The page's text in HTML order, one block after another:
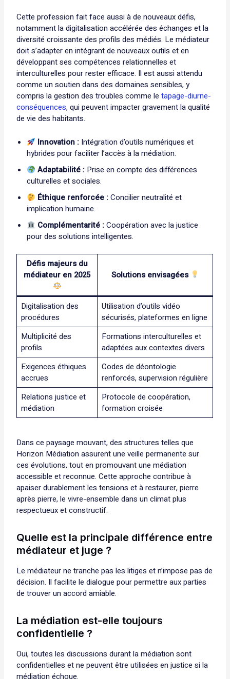
Cette profession fait face aussi à de nouveaux défis,
notamment la digitalisation accélérée des échanges et la
diversité croissante des profils des médiés. Le médiateur
doit s’adapter en intégrant de nouveaux outils et en
développant ses compétences relationnelles et
interculturelles pour rester efficace. Il est aussi attendu
comme un soutien dans des domaines sensibles, y
compris la gestion des troubles comme letapage-diurne-
conséquences, qui peuvent impacter gravement la qualité
de vie des habitants.
Innovation : Intégration d’outils numériques et
hybrides pour faciliter l’accès à la médiation.
Adaptabilité : Prise en compte des différences
culturelles et sociales.
Éthique renforcée :Concilier neutralité et
implication humaine.
Complémentarité :Coopération avec la justice
pour des solutions intelligentes.
Défis majeurs du
médiateur en 2025
Solutions envisagées
Digitalisation des
procédures
Utilisation d’outils vidéo
sécurisés, plateformes en ligne
Multiplicité des
profils
Formations interculturelles et
adaptées aux contextes divers
Exigences éthiques
accrues
Codes de déontologie
renforcés, supervision régulière
Relations justice et
médiation
Protocole de coopération,
formation croisée
Dans ce paysage mouvant, des structures telles que
Horizon Médiation assurent une veille permanente sur
ces évolutions, tout en promouvant une médiation
accessible et reconnue. Cette approche contribue à
apaiser durablement les tensions et à restaurer, pierre
après pierre, le vivre-ensemble dans un climat plus
respectueux et constructif.
Quelle est la principale différence entre
médiateur et juge ?
Le médiateur ne tranche pas les litiges et n’impose pas de
décision. Il facilite le dialogue pour permettre aux parties
de trouver un accord amiable.
La médiation est-elle toujours
confidentielle ?
Oui, toutes les discussions durant la médiation sont
confidentielles et ne peuvent être utilisées en justice si la
médiation échoue.